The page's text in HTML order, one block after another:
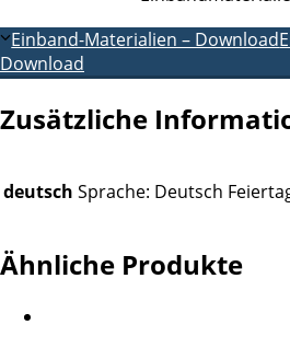
Einband-Materialien – Download
Download
Zusätzliche
deutsch Sprache: Deutsch
Ähnliche Produkte